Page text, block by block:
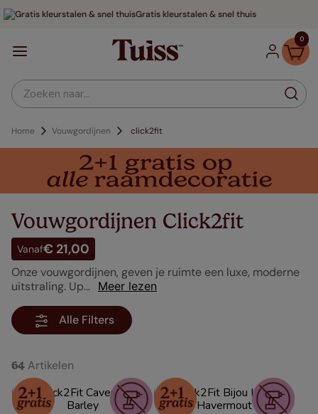
Tot 70% voordeliger
0
Zoeken naar...
Vouwgordijnen click2fit
Vouwgordijnen Click2fit
Vanaf€ 21,00
Onze vouwgordijnen, geven je ruimte een luxe, moderne
uitstraling. Up... Meer lezen
Alle Filters
64 Artikelen